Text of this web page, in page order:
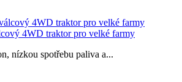
4WD traktor pro velké farmy
nízkou spotřebu paliva a...